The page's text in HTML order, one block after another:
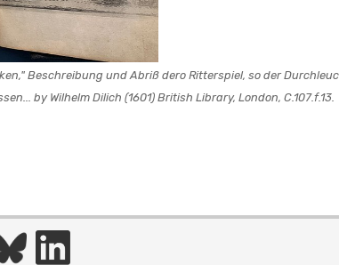
Beschreibung und Abriß dero Ritterspiel, so der
by Wilhelm Dilich (1601) British Library, London, C.107.f.13.